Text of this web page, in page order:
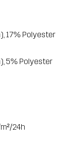
17% Polyester
5% Polyester
24h